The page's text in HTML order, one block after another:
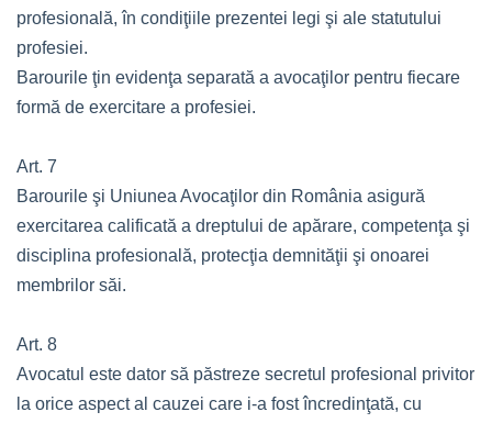
profesională, în condiţiile prezentei legi şi ale statutului
profesiei.
Barourile ţin evidenţa separată a avocaţilor pentru fiecare
formă de exercitare a profesiei.
Art. 7
Barourile şi Uniunea Avocaţilor din România asigură
exercitarea calificată a dreptului de apărare, competenţa şi
disciplina profesională, protecţia demnităţii şi onoarei
membrilor săi.
Art. 8
Avocatul este dator să păstreze secretul profesional privitor
la orice aspect al cauzei care i-a fost încredinţată, cu